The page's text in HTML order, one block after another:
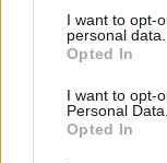
not limited to your
grant or deny
use your data for
consent section.
I want to opt-
personal data.
Opted In
I want to opt-
Personal Data.
Opted In
ki, hogy
tárgyaló
ismét szólásra
hogy a